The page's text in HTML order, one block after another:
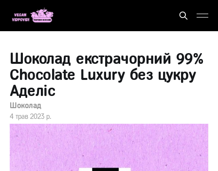
Шоколад екстрачорний 99%
Chocolate Luxury без цукру
Аделіс
Шоколад
4 трав 2023 р.